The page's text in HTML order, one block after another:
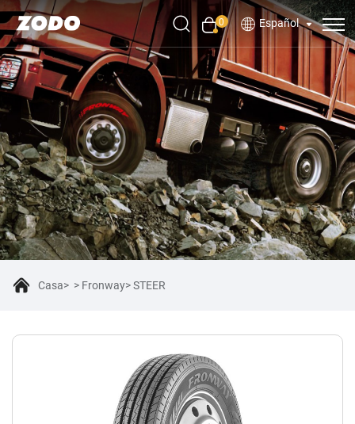
0 Español
Casa Fronway STEER